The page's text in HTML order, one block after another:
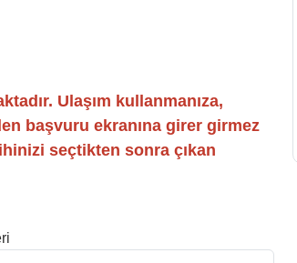
Ulaşım kullanmanıza,
başvuru ekranına girer girmez
seçtikten sonra çıkan